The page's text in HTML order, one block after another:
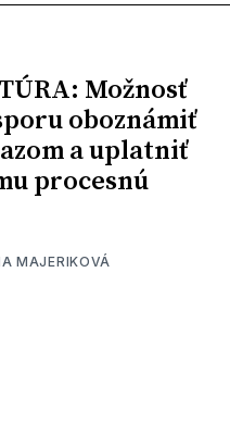
Možnosť
oboznámiť
a uplatniť
procesnú
MAJERIKOVÁ